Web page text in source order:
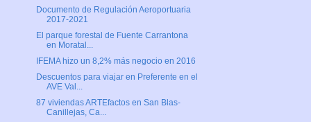
Documento de Regulación Aeroportuaria
2017-2021
El parque forestal de Fuente Carrantona
en Moratal...
IFEMA hizo un 8,2% más negocio en 2016
Descuentos para viajar en Preferente en el
AVE Val...
87 viviendas ARTEfactos en San Blas-
Canillejas, Ca...